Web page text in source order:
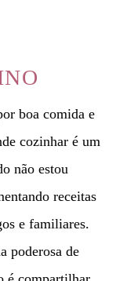
boa comida e
cozinhar é um
não estou
receitas
e familiares.
poderosa de